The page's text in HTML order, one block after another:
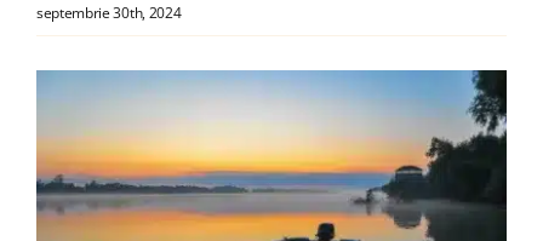
Facilități
Blog
septembrie 30th, 2024
Image